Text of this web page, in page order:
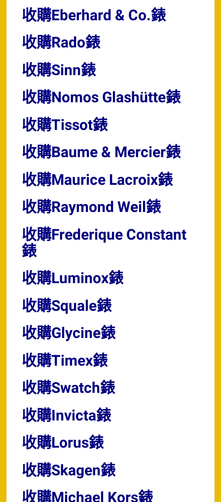
收購Eberhard & Co.錶
收購Rado錶
收購Sinn錶
收購Nomos Glashütte錶
收購Tissot錶
收購Baume & Mercier錶
收購Maurice Lacroix錶
收購Raymond Weil錶
收購Frederique Constant
錶
收購Luminox錶
收購Squale錶
收購Glycine錶
收購Timex錶
收購Swatch錶
收購Invicta錶
收購Lorus錶
收購Skagen錶